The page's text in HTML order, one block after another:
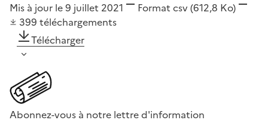
Mis à jour le 9 juillet 2021 Format csv(612,8 Ko)
399 téléchargements
Télécharger
Abonnez-vous à notre lettre d'information